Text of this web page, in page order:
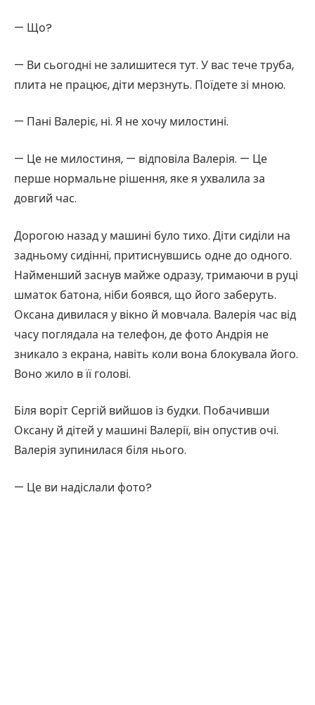
— Що?
— Ви сьогодні не залишитеся тут. У вас тече труба,
плита не працює, діти мерзнуть. Поїдете зі мною.
— Пані Валеріє, ні. Я не хочу милостині.
— Це не милостиня, — відповіла Валерія. — Це
перше нормальне рішення, яке я ухвалила за
довгий час.
Дорогою назад у машині було тихо. Діти сиділи на
задньому сидінні, притиснувшись одне до одного.
Найменший заснув майже одразу, тримаючи в руці
шматок батона, ніби боявся, що його заберуть.
Оксана дивилася у вікно й мовчала. Валерія час від
часу поглядала на телефон, де фото Андрія не
зникало з екрана, навіть коли вона блокувала його.
Воно жило в її голові.
Біля воріт Сергій вийшов із будки. Побачивши
Оксану й дітей у машині Валерії, він опустив очі.
Валерія зупинилася біля нього.
— Це ви надіслали фото?